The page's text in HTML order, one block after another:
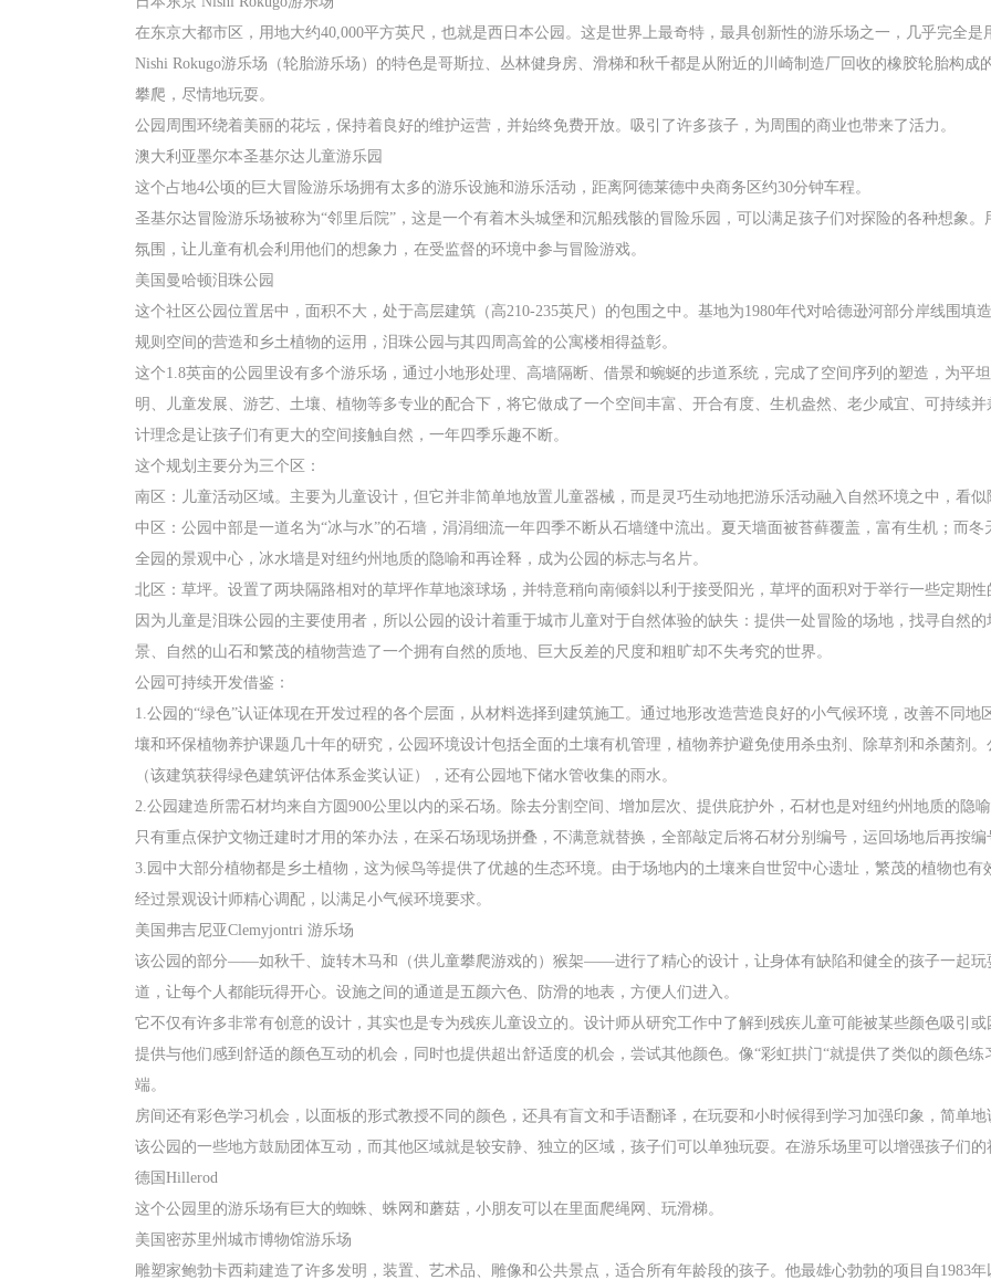
在东京大都市区，用地大约40,000平方英尺，也就是西日本公园。这是世界上最奇特，最具创新性的游乐场之一，几乎完全是
Nishi Rokugo游乐场（轮胎游乐场）的特色是哥斯拉、丛林健身房、滑梯和秋千都是从附近的川崎制造厂回收的橡胶轮胎构
攀爬，尽情地玩耍。
公园周围环绕着美丽的花坛，保持着良好的维护运营，并始终免费开放。吸引了许多孩子，为周围的商业也带来了活力。
澳大利亚墨尔本圣基尔达儿童游乐园
这个占地4公顷的巨大冒险游乐场拥有太多的游乐设施和游乐活动，距离阿德莱德中央商务区约30分钟车程。
圣基尔达冒险游乐场被称为“邻里后院”，这是一个有着木头城堡和沉船残骸的冒险乐园，可以满足孩子们对探险的各种想象
氛围，让儿童有机会利用他们的想象力，在受监督的环境中参与冒险游戏。
美国曼哈顿泪珠公园
这个社区公园位置居中，面积不大，处于高层建筑（高210-235英尺）的包围之中。基地为1980年代对哈德逊河部分岸线围填
规则空间的营造和乡土植物的运用，泪珠公园与其四周高耸的公寓楼相得益彰。
这个1.8英亩的公园里设有多个游乐场，通过小地形处理、高墙隔断、借景和蜿蜒的步道系统，完成了空间序列的塑造，为平
明、儿童发展、游艺、土壤、植物等多专业的配合下，将它做成了一个空间丰富、开合有度、生机盎然、老少咸宜、可持续
计理念是让孩子们有更大的空间接触自然，一年四季乐趣不断。
这个规划主要分为三个区：
南区：儿童活动区域。主要为儿童设计，但它并非简单地放置儿童器械，而是灵巧生动地把游乐活动融入自然环境之中，看
中区：公园中部是一道名为“冰与水”的石墙，涓涓细流一年四季不断从石墙缝中流出。夏天墙面被苔藓覆盖，富有生机；而
全园的景观中心，冰水墙是对纽约州地质的隐喻和再诠释，成为公园的标志与名片。
北区：草坪。设置了两块隔路相对的草坪作草地滚球场，并特意稍向南倾斜以利于接受阳光，草坪的面积对于举行一些定期
因为儿童是泪珠公园的主要使用者，所以公园的设计着重于城市儿童对于自然体验的缺失：提供一处冒险的场地，找寻自然
景、自然的山石和繁茂的植物营造了一个拥有自然的质地、巨大反差的尺度和粗旷却不失考究的世界。
公园可持续开发借鉴：
1.公园的“绿色”认证体现在开发过程的各个层面，从材料选择到建筑施工。通过地形改造营造良好的小气候环境，改善不同
壤和环保植物养护课题几十年的研究，公园环境设计包括全面的土壤有机管理，植物养护避免使用杀虫剂、除草剂和杀菌剂
（该建筑获得绿色建筑评估体系金奖认证），还有公园地下储水管收集的雨水。
2.公园建造所需石材均来自方圆900公里以内的采石场。除去分割空间、增加层次、提供庇护外，石材也是对纽约州地质的隐
只有重点保护文物迁建时才用的笨办法，在采石场现场拼叠，不满意就替换，全部敲定后将石材分别编号，运回场地后再按
3.园中大部分植物都是乡土植物，这为候鸟等提供了优越的生态环境。由于场地内的土壤来自世贸中心遗址，繁茂的植物也
经过景观设计师精心调配，以满足小气候环境要求。
美国弗吉尼亚Clemyjontri 游乐场
该公园的部分——如秋千、旋转木马和（供儿童攀爬游戏的）猴架——进行了精心的设计，让身体有缺陷和健全的孩子一起玩
道，让每个人都能玩得开心。设施之间的通道是五颜六色、防滑的地表，方便人们进入。
它不仅有许多非常有创意的设计，其实也是专为残疾儿童设立的。设计师从研究工作中了解到残疾儿童可能被某些颜色吸引
提供与他们感到舒适的颜色互动的机会，同时也提供超出舒适度的机会，尝试其他颜色。像“彩虹拱门“就提供了类似的颜色
端。
房间还有彩色学习机会，以面板的形式教授不同的颜色，还具有盲文和手语翻译，在玩耍和小时候得到学习加强印象，简单
该公园的一些地方鼓励团体互动，而其他区域就是较安静、独立的区域，孩子们可以单独玩耍。在游乐场里可以增强孩子们
德国Hillerod
这个公园里的游乐场有巨大的蜘蛛、蛛网和蘑菇，小朋友可以在里面爬绳网、玩滑梯。
美国密苏里州城市博物馆游乐场
雕塑家鲍勃卡西莉建造了许多发明，装置、艺术品、雕像和公共景点，适合所有年龄段的孩子。他最雄心勃勃的项目自1983